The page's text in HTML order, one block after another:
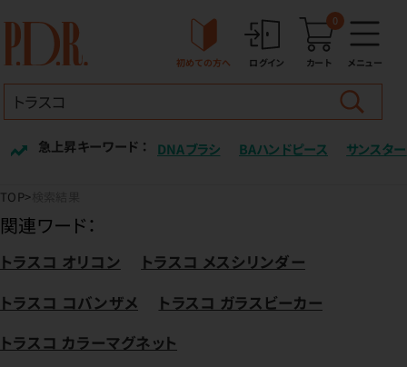
初めての方へ ログイン カート
0
メニュー
急上昇キーワード ： DNAブラシ BAハンドピース サンスター
TOP
関連ワード：
トラスコ オリコン
トラスコ メスシリンダー
トラスコ コバンザメ
トラスコ ガラスビーカー
トラスコ カラーマグネット